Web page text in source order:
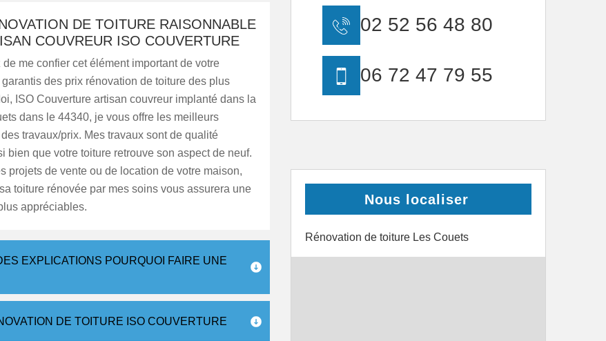
DE TOITURE RAISONNABLE
COUVREUR ISO COUVERTURE
me confier cet élément important de votre
des prix rénovation de toiture des plus
ISO Couverture artisan couvreur implanté dans la
dans le 44340, je vous offre les meilleurs
travaux/prix. Mes travaux sont de qualité
bien que votre toiture retrouve son aspect de neuf.
projets de vente ou de location de votre maison,
toiture rénovée par mes soins vous assurera une
appréciables.
EXPLICATIONS POURQUOI FAIRE UNE
DE TOITURE ISO COUVERTURE
02 52 56 48 80
06 72 47 79 55
Nous localiser
Rénovation de toiture Les Couets